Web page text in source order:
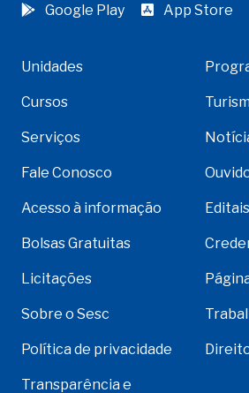
Google Play App Store
Unidades
Cursos
Serviços
Fale Conosco
Acesso à informação Editais
Bolsas Gratuitas
Licitações
Sobre o Sesc
Política de privacidade
Transparência e